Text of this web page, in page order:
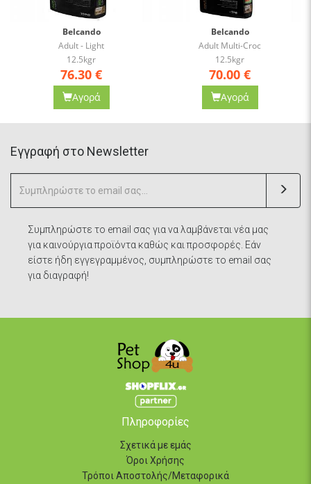
Belcando
Adult - Light
12.5kgr
76.30 €
Αγορά
Belcando
Adult Multi-Croc
12.5kgr
70.00 €
Αγορά
Eγγραφή στο Newsletter
Συμπληρώστε το email σας για να λαμβάνεται νέα μας
για καινούργια προϊόντα καθώς και προσφορές. Εάν
είστε ήδη εγγεγραμμένος, συμπληρώστε το email σας
για διαγραφή!
Πληροφορίες
Σχετικά με εμάς
Όροι Χρήσης
Τρόποι Αποστολής/Μεταφορικά